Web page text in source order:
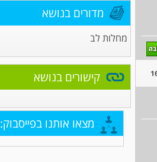
מדורים בנושא
מחלות לב
קישורים בנושא
מצאו אותנו בפייסבוק: